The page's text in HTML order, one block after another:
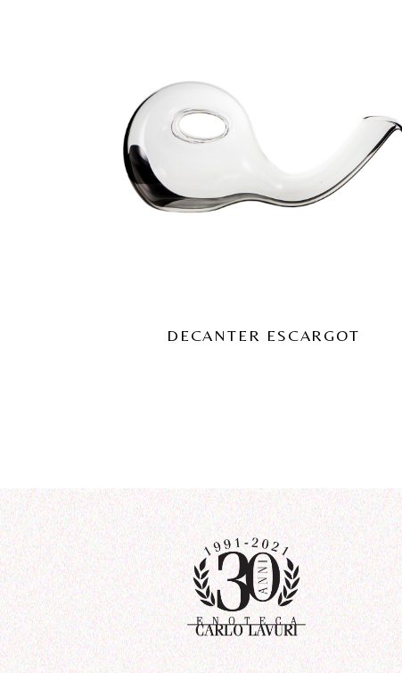
DECANTER ESCARGOT